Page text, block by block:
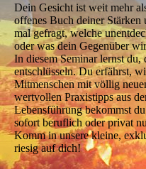
Dein Gesicht ist weit mehr
offenes Buch deiner Stärken
mal gefragt, welche
oder was dein Gegenüber
In diesem Seminar lernst du,
entschlüsseln. Du erfährst,
Mitmenschen mit völlig
wertvollen Praxistipps aus
Lebensführung bekommst
sofort beruflich oder privat
Komm in unsere kleine,
riesig auf dich!